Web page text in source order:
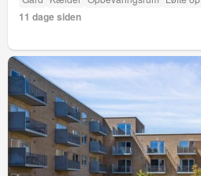
11 dage siden